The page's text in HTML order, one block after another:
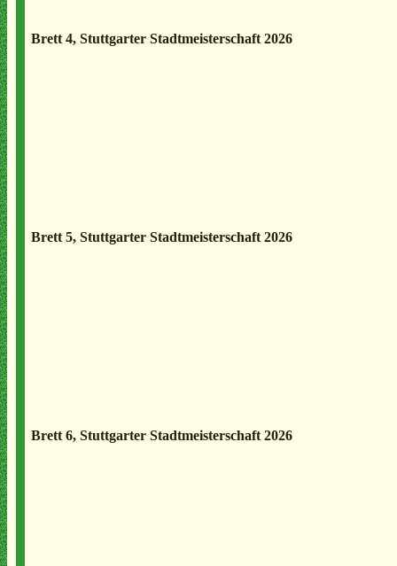
Brett 4, Stuttgarter Stadtmeisterschaft 2026
Brett 5, Stuttgarter Stadtmeisterschaft 2026
Brett 6, Stuttgarter Stadtmeisterschaft 2026